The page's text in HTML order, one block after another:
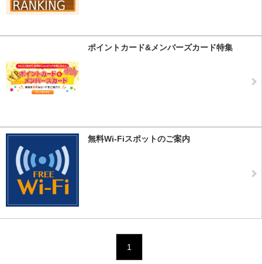
ポイントカード&メンバーズカード特集
無料Wi-Fiスポットのご案内
1